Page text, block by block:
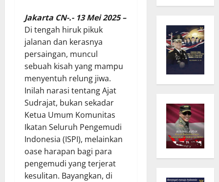
Jakarta CN-.- 13 Mei 2025 –
Di tengah hiruk pikuk
jalanan dan kerasnya
persaingan, muncul
sebuah kisah yang mampu
menyentuh relung jiwa.
Inilah narasi tentang Ajat
Sudrajat, bukan sekadar
Ketua Umum Komunitas
Ikatan Seluruh Pengemudi
Indonesia (ISPI), melainkan
oase harapan bagi para
pengemudi yang terjerat
kesulitan. Bayangkan, di